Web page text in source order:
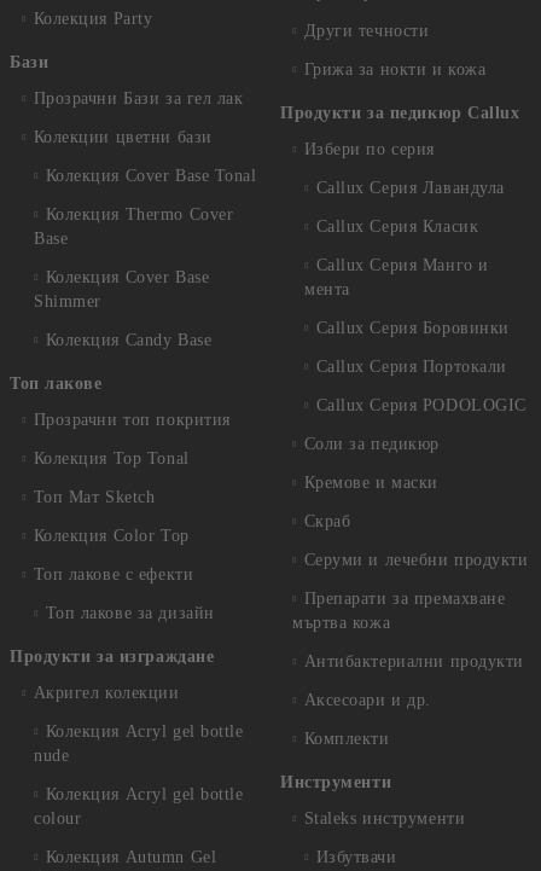
Колекция Party
Бази
Прозрачни Бази за гел лак
Колекции цветни бази
Колекция Cover Base Tonal
Колекция Thermo Cover
Base
Колекция Cover Base
Shimmer
Колекция Candy Base
Топ лакове
Прозрачни топ покрития
Колекция Top Tonal
Топ Мат Sketch
Колекция Color Top
Топ лакове с ефекти
Топ лакове за дизайн
Продукти за изграждане
Акригел колекции
Колекция Acryl gel bottle
nude
Колекция Acryl gel bottle
colour
Колекция Autumn Gel
Други течности
Грижа за нокти и кожа
Продукти за педикюр Callux
Избери по серия
Callux Серия Лавандула
Callux Серия Класик
Callux Серия Манго и
мента
Callux Серия Боровинки
Callux Серия Портокали
Callux Серия PODOLOGIC
Соли за педикюр
Кремове и маски
Скраб
Серуми и лечебни продукти
Препарати за премахване
мъртва кожа
Антибактериални продукти
Аксесоари и др.
Комплекти
Инструменти
Staleks инструменти
Избутвачи